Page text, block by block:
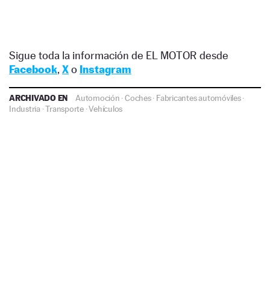
Sigue toda la información de EL MOTOR desde
Facebook, Xo Instagram
ARCHIVADO EN Automoción ·Coches· Fabricantes automóviles·
Industria·Transporte·Vehículos